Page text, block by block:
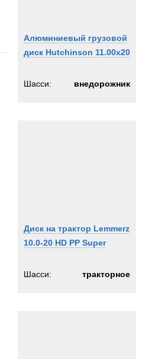
Алюминиевый грузовой
диск Hutchinson 11.00x20
Шасси: внедорожник
Диск на трактор Lemmerz
10.0-20 HD PP Super
Шасси: тракторное